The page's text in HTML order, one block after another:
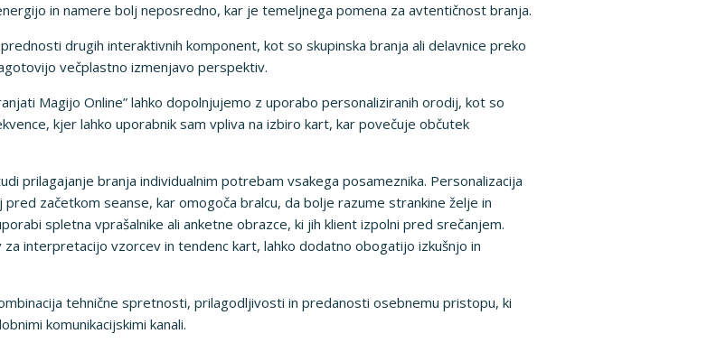
in namere bolj neposredno, kar je temeljnega pomena za avtentičnost branja.
drugih interaktivnih komponent, kot so skupinska branja ali delavnice preko
večplastno izmenjavo perspektiv.
Magijo Online” lahko dopolnjujemo z uporabo personaliziranih orodij, kot so
kjer lahko uporabnik sam vpliva na izbiro kart, kar povečuje občutek
prilagajanje branja individualnim potrebam vsakega posameznika. Personalizacija
začetkom seanse, kar omogoča bralcu, da bolje razume strankine želje in
spletna vprašalnike ali anketne obrazce, ki jih klient izpolni pred srečanjem.
interpretacijo vzorcev in tendenc kart, lahko dodatno obogatijo izkušnjo in
tehnične spretnosti, prilagodljivosti in predanosti osebnemu pristopu, ki
komunikacijskimi kanali.